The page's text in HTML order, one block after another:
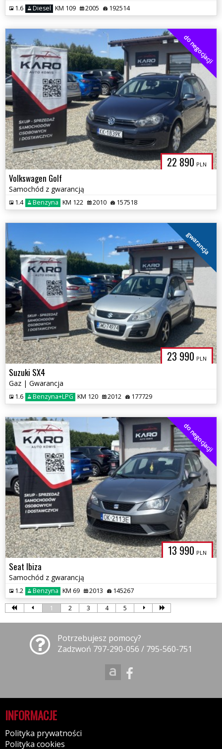
1.6 Diesel KM 109 2005 192514
22 890 PLN
do negocjacji
Volkswagen Golf
Samochód z gwarancją
1.4 Benzyna KM 122 2010 157518
23 990 PLN
gwarancja
Suzuki SX4
Gaz | Gwarancja
1.6 Benzyna+LPG KM 120 2012 177729
13 990 PLN
do negocjacji
Seat Ibiza
Samochód z gwarancją
1.2 Benzyna KM 69 2013 145267
1 2 3 4 5
Potrzebujesz pomocy?
Zadzwoń 797-290-056 / 795-560-751
INFORMACJE
Polityka prywatności
Polityka cookies